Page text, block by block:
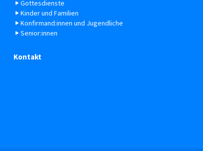
Gottesdienste
Kinder und Familien
Konfirmand:innen und Jugendliche
Senior:innen
Kontakt